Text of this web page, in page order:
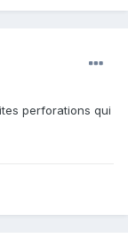
perforations qui